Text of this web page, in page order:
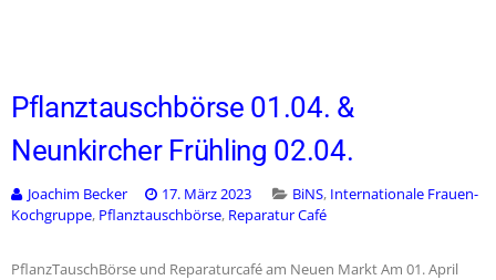
Pflanztauschbörse 01.04. &
Neunkircher Frühling 02.04.
Joachim Becker 17. März 2023 BiNS, Internationale Frauen-
Kochgruppe, Pflanztauschbörse, Reparatur Café
PflanzTauschBörse und Reparaturcafé am Neuen Markt Am 01. April